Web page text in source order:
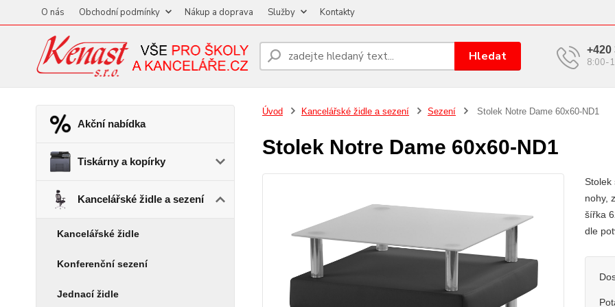
O nás Obchodní podmínky Nákup a doprava Služby Kontakty
Hledat +420
8:00-
Akční nabídka
Tiskárny a kopírky
Kancelářské židle a sezení
Kancelářské židle
Konferenční sezení
Jednací židle
Úvod Kancelářské židle a sezení Sezení Stolek Notre Dame 60x60-ND1
Stolek Notre Dame 60x60-ND1
Stolek
nohy,
šířka
dle